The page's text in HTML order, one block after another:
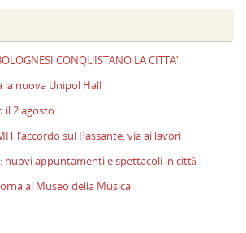
CONQUISTANO LA CITTA’
la nuova Unipol Hall
il 2 agosto
l’accordo sul Passante, via ai lavori
nuovi appuntamenti e spettacoli in città
al Museo della Musica